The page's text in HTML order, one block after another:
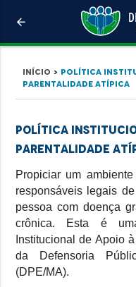
arrow_back
Início > Política
parentalidade atípica
POLÍTICA
PARENTALIDADE
Propiciar um
responsáveis legais
pessoa com doença
crônica. Esta é
Institucional de Apoio
da Defensoria
(DPE/MA).